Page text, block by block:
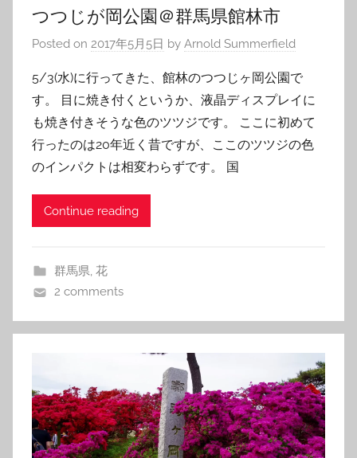
つつじが岡公園＠群馬県館林市
Posted on 2017年5月5日 by Arnold Summerfield
5/3(水)に行ってきた、館林のつつじヶ岡公園で
す。 目に焼き付くというか、液晶ディスプレイに
も焼き付きそうな色のツツジです。 ここに初めて
行ったのは20年近く昔ですが、ここのツツジの色
のインパクトは相変わらずです。 国
Continue reading
群馬県, 花
2 comments